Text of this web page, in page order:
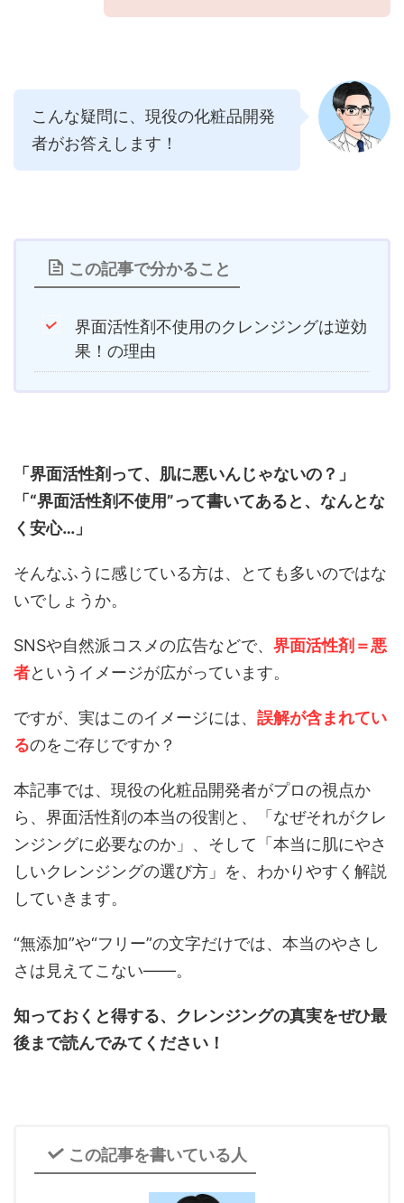
こんな疑問に、現役の化粧品開発
者がお答えします！
この記事で分かること
界面活性剤不使用のクレンジングは逆効
果！の理由
「界面活性剤って、肌に悪いんじゃないの？」
「“界面活性剤不使用”って書いてあると、なんとな
く安心…」
そんなふうに感じている方は、とても多いのではな
いでしょうか。
SNSや自然派コスメの広告などで、 界面活性剤＝悪
者というイメージが広がっています。
ですが、実はこのイメージには、 誤解が含まれてい
るのをご存じですか？
本記事では、現役の化粧品開発者がプロの視点か
ら、界面活性剤の本当の役割と、「なぜそれがクレ
ンジングに必要なのか」、そして「本当に肌にやさ
しいクレンジングの選び方」を、わかりやすく解説
していきます。
“無添加”や“フリー”の文字だけでは、本当のやさし
さは見えてこない——。
知っておくと得する、クレンジングの真実をぜひ最
後まで読んでみてください！
この記事を書いている人